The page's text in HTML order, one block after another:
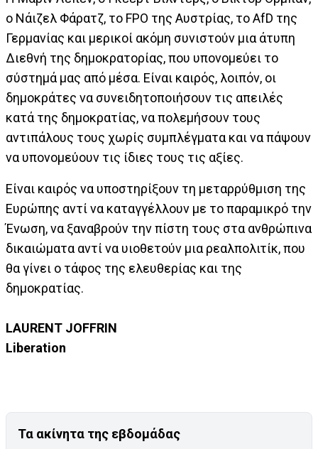
ο Νάιζελ Φάρατζ, το FPO της Αυστρίας, το AfD της
Γερμανίας και μερικοί ακόμη συνιστούν μια άτυπη
Διεθνή της δημοκρατορίας, που υπονομεύει το
σύστημά μας από μέσα. Είναι καιρός, λοιπόν, οι
δημοκράτες να συνειδητοποιήσουν τις απειλές
κατά της δημοκρατίας, να πολεμήσουν τους
αντιπάλους τους χωρίς συμπλέγματα και να πάψουν
να υπονομεύουν τις ίδιες τους τις αξίες.
Είναι καιρός να υποστηρίξουν τη μεταρρύθμιση της
Ευρώπης αντί να καταγγέλλουν με το παραμικρό την
Ένωση, να ξαναβρούν την πίστη τους στα ανθρώπινα
δικαιώματα αντί να υιοθετούν μια ρεαλπολιτίκ, που
θα γίνει ο τάφος της ελευθερίας και της
δημοκρατίας.
LAURENT JOFFRIN
Liberation
Τα ακίνητα της εβδομάδας